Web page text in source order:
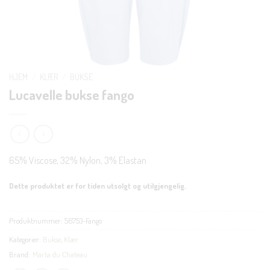
Lucavelle bukse fango
65% Viscose, 32% Nylon, 3% Elastan
Dette produktet er for tiden utsolgt og utilgjengelig.
Produktnummer: 56753-Fango
Kategorier: Bukse Klær
Brand: Marta du Chateau